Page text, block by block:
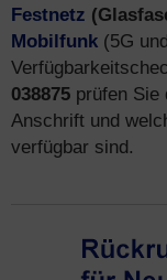
Festnetz
Mobilfunk (5G
038875 prüfen Sie
Anschrift und
verfügbar sind.